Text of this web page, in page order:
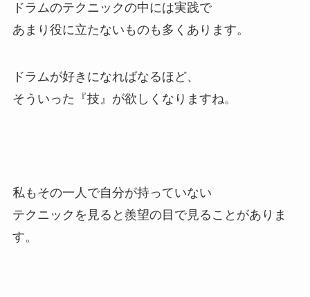
ドラムのテクニックの中には実践で
あまり役に立たないものも多くあります。
ドラムが好きになればなるほど、
そういった『技』が欲しくなりますね。
私もその一人で自分が持っていない
テクニックを見ると羨望の目で見ることがありま
す。